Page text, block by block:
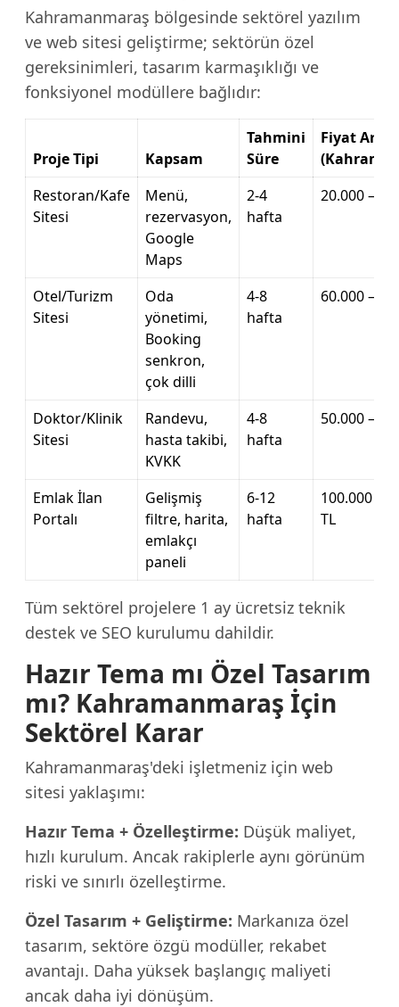
Kahramanmaraş bölgesinde sektörel yazılım
ve web sitesi geliştirme; sektörün özel
gereksinimleri, tasarım karmaşıklığı ve
fonksiyonel modüllere bağlıdır:
Proje Tipi Kapsam
Tahmini
Süre
Fiyat
Restoran/Kafe
Sitesi
Menü,
rezervasyon,
Google
Maps
2-4
hafta
20.000 –
Otel/Turizm
Sitesi
Oda
yönetimi,
Booking
senkron,
çok dilli
4-8
hafta
60.000 –
Doktor/Klinik
Sitesi
Randevu,
hasta takibi,
KVKK
4-8
hafta
50.000 –
Emlak İlan
Portalı
Gelişmiş
filtre, harita,
emlakçı
paneli
6-12
hafta
100.000 –
TL
Tüm sektörel projelere 1 ay ücretsiz teknik
destek ve SEO kurulumu dahildir.
Hazır Tema mı Özel Tasarım
mı? Kahramanmaraş İçin
Sektörel Karar
Kahramanmaraş'deki işletmeniz için web
sitesi yaklaşımı:
Hazır Tema + Özelleştirme: Düşük maliyet,
hızlı kurulum. Ancak rakiplerle aynı görünüm
riski ve sınırlı özelleştirme.
Özel Tasarım + Geliştirme: Markanıza özel
tasarım, sektöre özgü modüller, rekabet
avantajı. Daha yüksek başlangıç maliyeti
ancak daha iyi dönüşüm.